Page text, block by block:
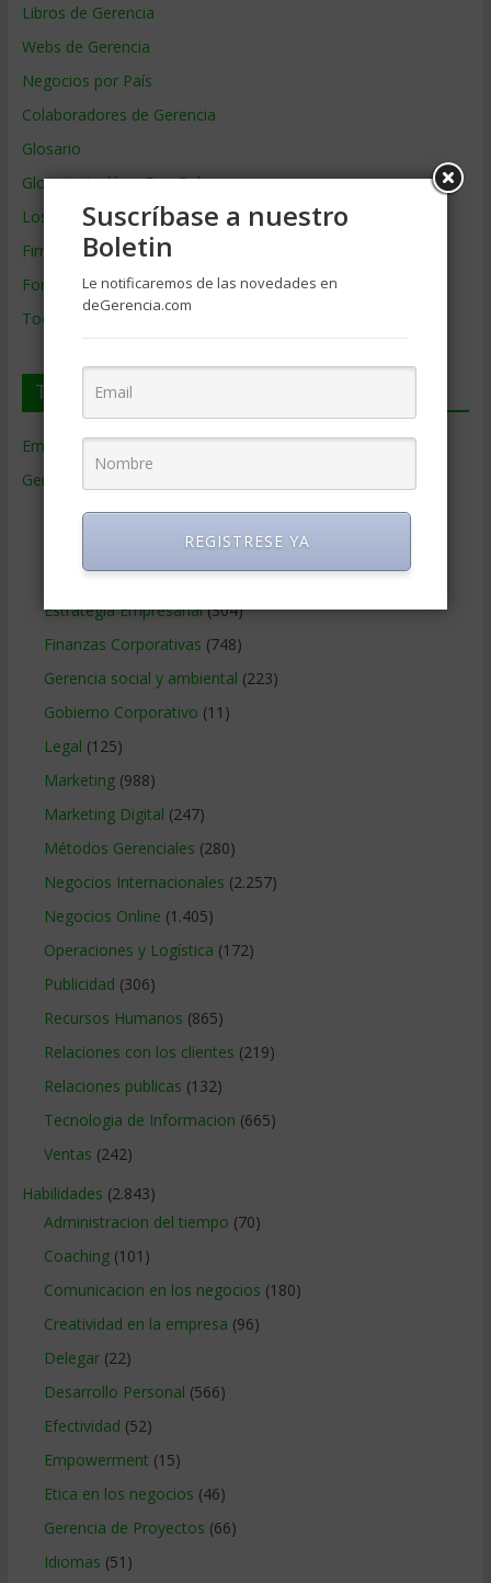
Libros de Gerencia
Webs de Gerencia
Negocios por País
Colaboradores de Gerencia
Glosario
Glosario Inglés – Español
Los mejores MBA
Firmas de Gerencia
Formación de Gerencia
Todos los Temas
Temas de Gerencia
Empresas de Gerencia(38)
Gerencia
Ciencias Económicas(80)
Educacion Gerencial(454)
Estrategia Empresarial(304)
Finanzas Corporativas (748)
Gerencia social y ambiental (223)
Gobierno Corporativo (11)
Legal (125)
Marketing(988)
Marketing Digital (247)
Métodos Gerenciales (280)
Negocios Internacionales (2.257)
Negocios Online (1.405)
Operaciones y Logística (172)
Publicidad (306)
Recursos Humanos (865)
Relaciones con los clientes (219)
Relaciones publicas (132)
Tecnologia de Informacion (665)
Ventas (242)
Habilidades (2.843)
Administracion del tiempo (70)
Coaching(101)
Comunicacion en los negocios (180)
Creatividad en la empresa (96)
Delegar(22)
Desarrollo Personal (566)
Efectividad (52)
Empowerment (15)
Etica en los negocios (46)
Gerencia de Proyectos (66)
Idiomas (51)
Suscríbase a nuestro
Boletin
Le notificaremos de las novedades en
deGerencia.com
REGISTRESE YA